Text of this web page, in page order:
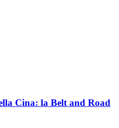
Cina: la Belt and Road